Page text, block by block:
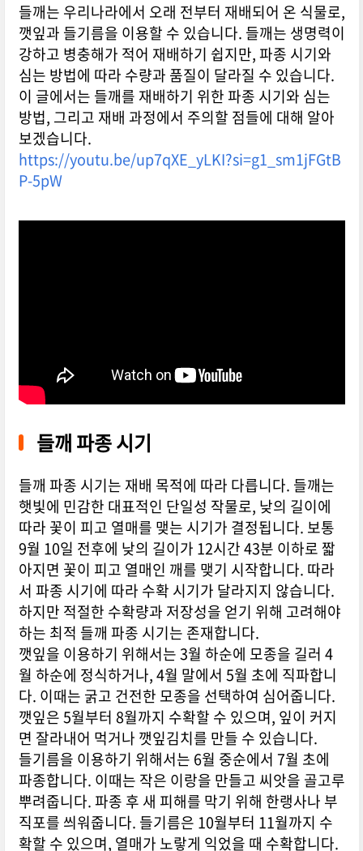
들깨는 우리나라에서 오래 전부터 재배되어 온 식물로,
깻잎과 들기름을 이용할 수 있습니다. 들깨는 생명력이
강하고 병충해가 적어 재배하기 쉽지만, 파종 시기와
심는 방법에 따라 수량과 품질이 달라질 수 있습니다.
이 글에서는 들깨를 재배하기 위한 파종 시기와 심는
방법, 그리고 재배 과정에서 주의할 점들에 대해 알아
보겠습니다.
https://youtu.be/up7qXE_yLKI?si=g1_sm1jFGtB
P-5pW
들깨 파종 시기
들깨 파종 시기는 재배 목적에 따라 다릅니다. 들깨는
햇빛에 민감한 대표적인 단일성 작물로, 낮의 길이에
따라 꽃이 피고 열매를 맺는 시기가 결정됩니다. 보통
9월 10일 전후에 낮의 길이가 12시간 43분 이하로 짧
아지면 꽃이 피고 열매인 깨를 맺기 시작합니다. 따라
서 파종 시기에 따라 수확 시기가 달라지지 않습니다.
하지만 적절한 수확량과 저장성을 얻기 위해 고려해야
하는 최적 들깨 파종 시기는 존재합니다.
깻잎을 이용하기 위해서는 3월 하순에 모종을 길러 4
월 하순에 정식하거나, 4월 말에서 5월 초에 직파합니
다. 이때는 굵고 건전한 모종을 선택하여 심어줍니다.
깻잎은 5월부터 8월까지 수확할 수 있으며, 잎이 커지
면 잘라내어 먹거나 깻잎김치를 만들 수 있습니다.
들기름을 이용하기 위해서는 6월 중순에서 7월 초에
파종합니다. 이때는 작은 이랑을 만들고 씨앗을 골고루
뿌려줍니다. 파종 후 새 피해를 막기 위해 한랭사나 부
직포를 씌워줍니다. 들기름은 10월부터 11월까지 수
확할 수 있으며, 열매가 노랗게 익었을 때 수확합니다.